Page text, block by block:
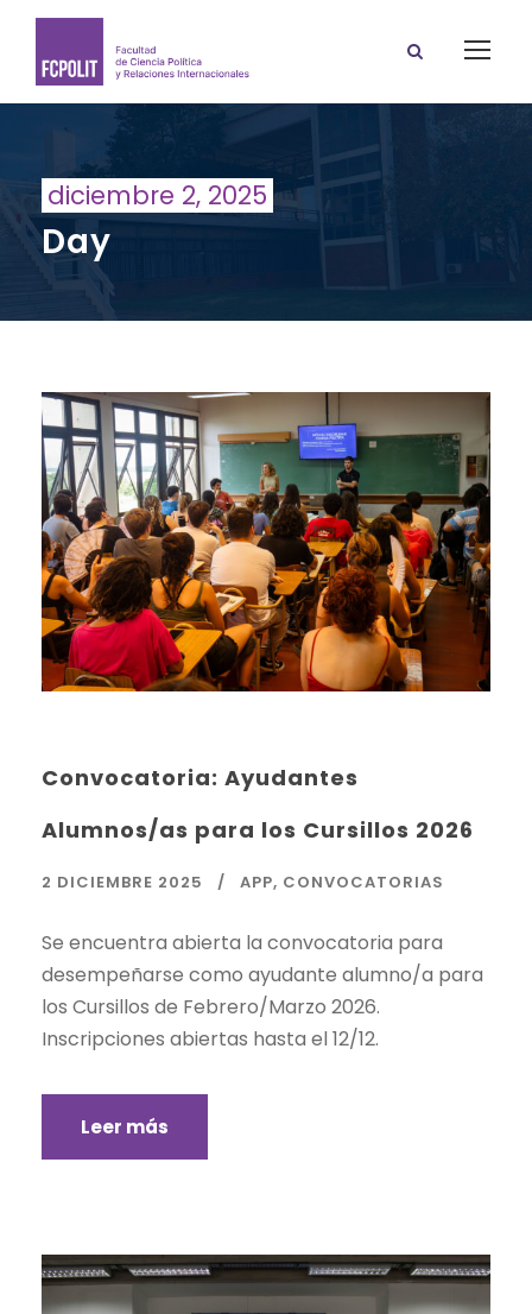
diciembre 2, 2025
Day
Convocatoria: Ayudantes
Alumnos/as para los Cursillos 2026
2 DICIEMBRE 2025 APP, CONVOCATORIAS
Se encuentra abierta la convocatoria para
desempeñarse como ayudante alumno/a para
los Cursillos de Febrero/Marzo 2026.
Inscripciones abiertas hasta el 12/12.
Leer más